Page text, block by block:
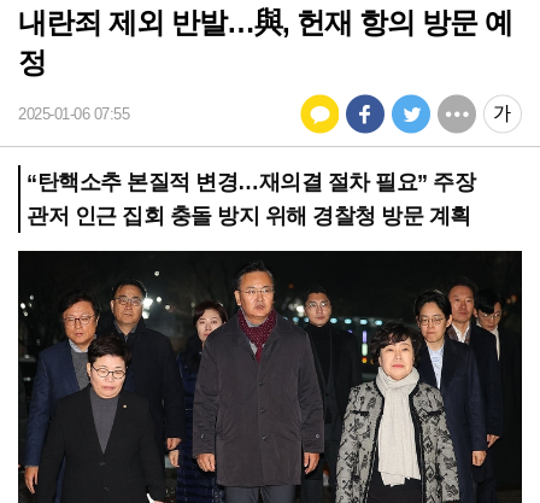
내란죄 제외 반발…與, 헌재 항의 방문 예
정
2025-01-06 07:55
“탄핵소추 본질적 변경…재의결 절차 필요” 주장
관저 인근 집회 충돌 방지 위해 경찰청 방문 계획